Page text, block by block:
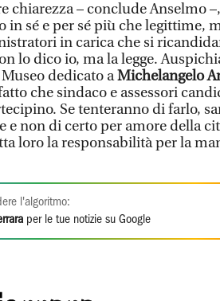
chiarezza – conclude Anselmo
in sé e per sé più che legittime,
in carica che si
lo dico io, ma la legge.
dedicato aMichelangelo
che sindaco e assessori
Se tenteranno di farlo,
e non di certo per amore della
loro la responsabilità per la
l'algoritmo:
per le tue notizie su Google